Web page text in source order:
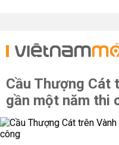
Cầu Thượng Cát
gần một năm thi